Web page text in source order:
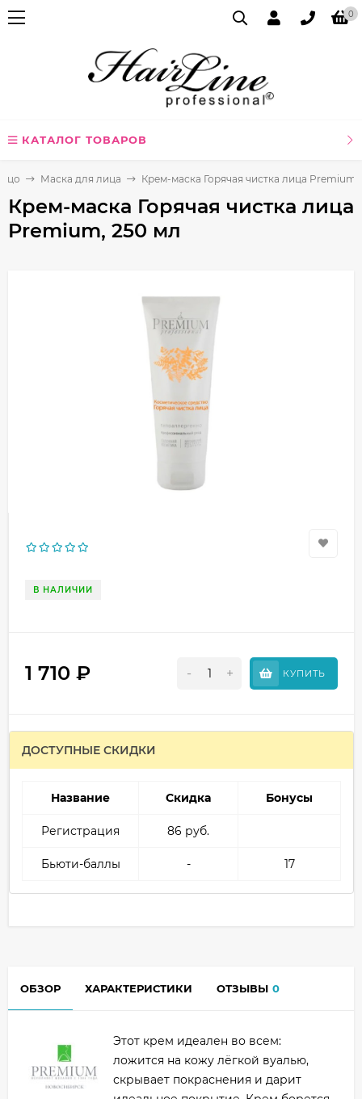
0
КАТАЛОГ ТОВАРОВ
Маска для лица Крем-маска Горячая чистка лица Premium,
Крем-маска Горячая чистка лица
Premium, 250 мл
В НАЛИЧИИ
1 710 ₽ - + КУПИТЬ
ДОСТУПНЫЕ СКИДКИ
Название Скидка Бонусы
Регистрация 86 руб.
Бьюти-баллы - 17
ОБЗОР ХАРАКТЕРИСТИКИ ОТЗЫВЫ 0
Этот крем идеален во всем:
ложится на кожу лёгкой вуалью,
скрывает покраснения и дарит